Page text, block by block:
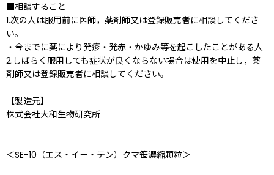
■相談すること
1.次の人は服用前に医師，薬剤師又は登録販売者に相談してくださ
い。
・今までに薬により発疹・発赤・かゆみ等を起こしたことがある人
2.しばらく服用しても症状が良くならない場合は使用を中止し，薬
剤師又は登録販売者に相談してください。
【製造元】
株式会社大和生物研究所
＜SE-10（エス・イー・テン）クマ笹濃縮顆粒＞